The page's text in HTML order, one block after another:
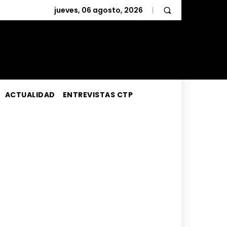
jueves, 06 agosto, 2026
ACTUALIDAD ENTREVISTAS CTP